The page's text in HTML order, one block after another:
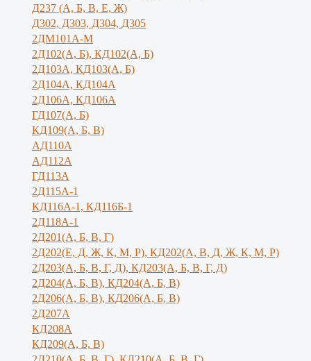
Д237 (А, Б, В, Е, Ж)
Д302, Д303, Д304, Д305
2ДМ101А-М
2Д102(А, Б), КД102(А, Б)
2Д103А, КД103(А, Б)
2Д104А, КД104А
2Д106А, КД106А
ГД107(А, Б)
КД109(А, Б, В)
АД110А
АД112А
ГД113А
2Д115А-1
КД116А-1, КД116Б-1
2Д118А-1
2Д201(А, Б, В, Г)
2Д202(Е, Д, Ж, К, М, Р), КД202(А, В, Д, Ж, К, М, Р)
2Д203(А, Б, В, Г, Д), КД203(А, Б, В, Г, Д)
2Д204(А, Б, В), КД204(А, Б, В)
2Д206(А, Б, В), КД206(А, Б, В)
2Д207А
КД208А
КД209(А, Б, В)